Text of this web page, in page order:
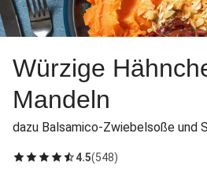
Würzige
Mandeln
dazu Balsamico-Zwiebelsoße
4.5(548)